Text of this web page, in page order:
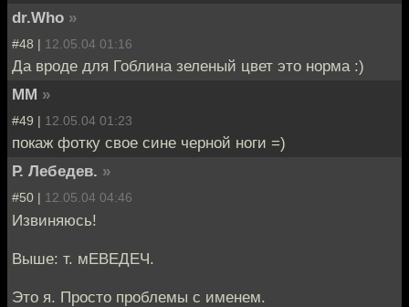
dr.Who »
#48 | 12.05.04 01:16
Да вроде для Гоблина зеленый цвет это норма :)
MM »
#49 | 12.05.04 01:23
покаж фотку свое сине черной ноги =)
Р. Лебедев. »
#50 | 12.05.04 04:46
Извиняюсь!
Выше: т. мЕВЕДЕЧ.
Это я. Просто проблемы с именем.